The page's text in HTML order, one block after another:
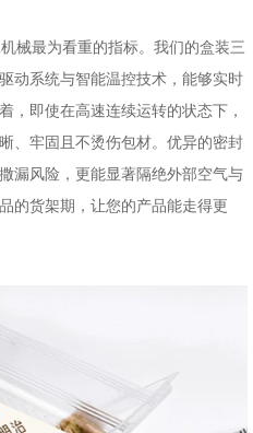
械最为看重的指标。我们的盒装三
动系统与智能温控技术，能够实时
，即使在高速连续运转的状态下，
、牢固且不烫伤包材。优异的密封
漏风险，更能显著隔绝外部空气与
的货架期，让您的产品能走得更